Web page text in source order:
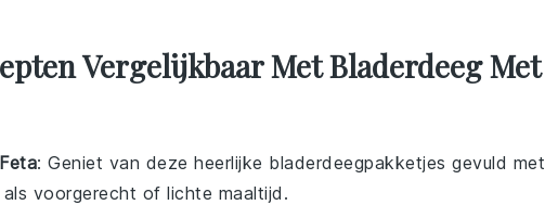
Vergelijkbaar Met Bladerdeeg Met
: Geniet van deze heerlijke bladerdeegpakketjes gevuld met
voorgerecht of lichte maaltijd.